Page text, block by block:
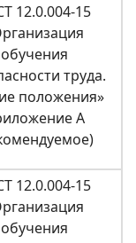
12.0.004-15
обучения
труда.
положения»
А
12.0.004-15
обучения